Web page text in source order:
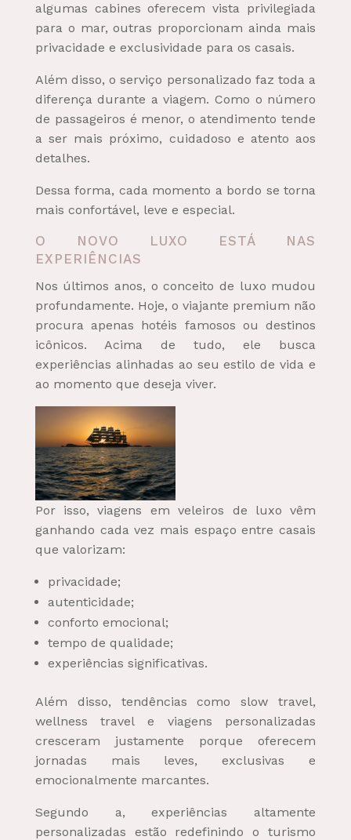
algumas cabines oferecem vista privilegiada
para o mar, outras proporcionam ainda mais
privacidade e exclusividade para os casais.
Além disso, o serviço personalizado faz toda a
diferença durante a viagem. Como o número
de passageiros é menor, o atendimento tende
a ser mais próximo, cuidadoso e atento aos
detalhes.
Dessa forma, cada momento a bordo se torna
mais confortável, leve e especial.
O NOVO LUXO ESTÁ NAS
EXPERIÊNCIAS
Nos últimos anos, o conceito de luxo mudou
profundamente. Hoje, o viajante premium não
procura apenas hotéis famosos ou destinos
icônicos. Acima de tudo, ele busca
experiências alinhadas ao seu estilo de vida e
ao momento que deseja viver.
Por isso, viagens em veleiros de luxo vêm
ganhando cada vez mais espaço entre casais
que valorizam:
privacidade;
autenticidade;
conforto emocional;
tempo de qualidade;
experiências significativas.
Além disso, tendências como slow travel,
wellness travel e viagens personalizadas
cresceram justamente porque oferecem
jornadas mais leves, exclusivas e
emocionalmente marcantes.
Segundo a, experiências altamente
personalizadas estão redefinindo o turismo